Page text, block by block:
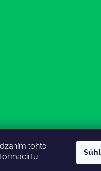
tohto
tu.